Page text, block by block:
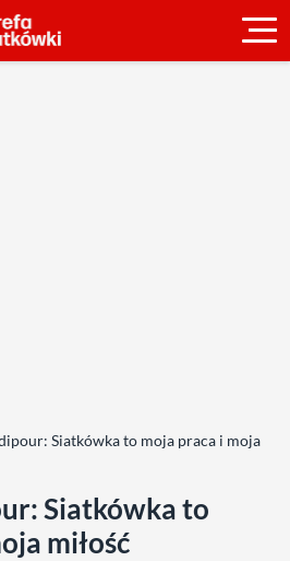
Siatkówka to moja praca i moja
Siatkówka to
miłość